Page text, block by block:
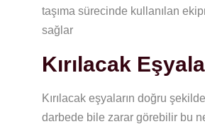
taşıma sürecinde kullanılan
sağlar
Kırılacak
Kırılacak eşyaların doğru
darbede bile zarar görebilir bu